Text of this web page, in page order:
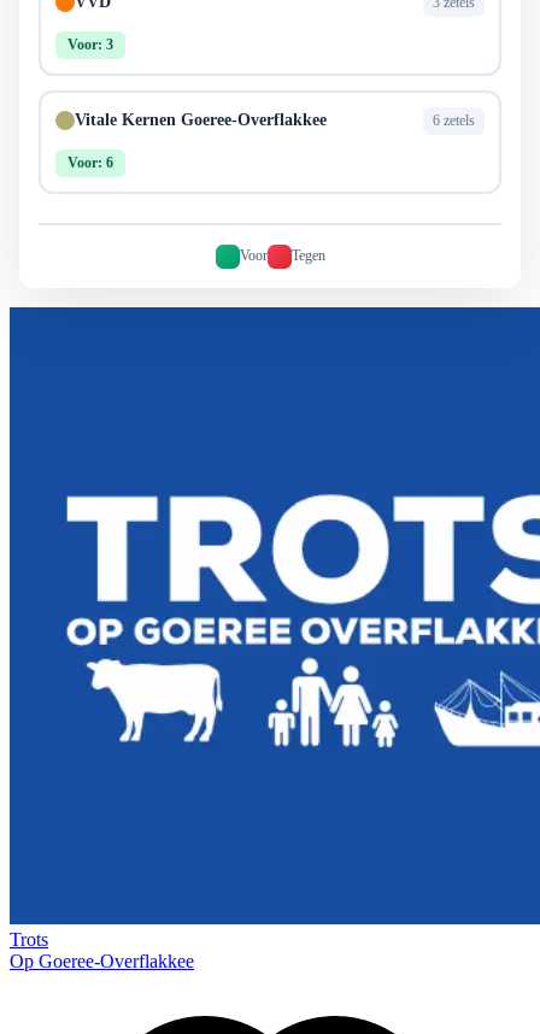
Voor: 3
Vitale Kernen Goeree-Overflakkee 6 zetels
Voor: 6
Voor Tegen
Trots
Op Goeree-Overflakkee